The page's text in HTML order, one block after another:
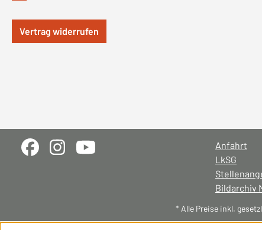
Vertrag widerrufen
Anfahrt
LkSG
Bildarchiv
* Alle Preise inkl.